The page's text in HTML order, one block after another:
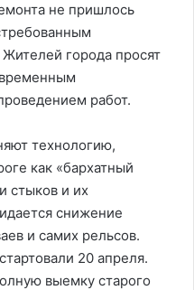
не пришлось
города просят
работ.
технологию,
как «бархатный
стыков и их
снижение
и самих рельсов.
20 апреля.
выемку старого